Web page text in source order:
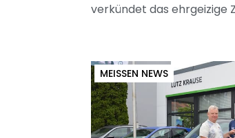
verkündet das ehrgeizige
MEISSEN NEWS